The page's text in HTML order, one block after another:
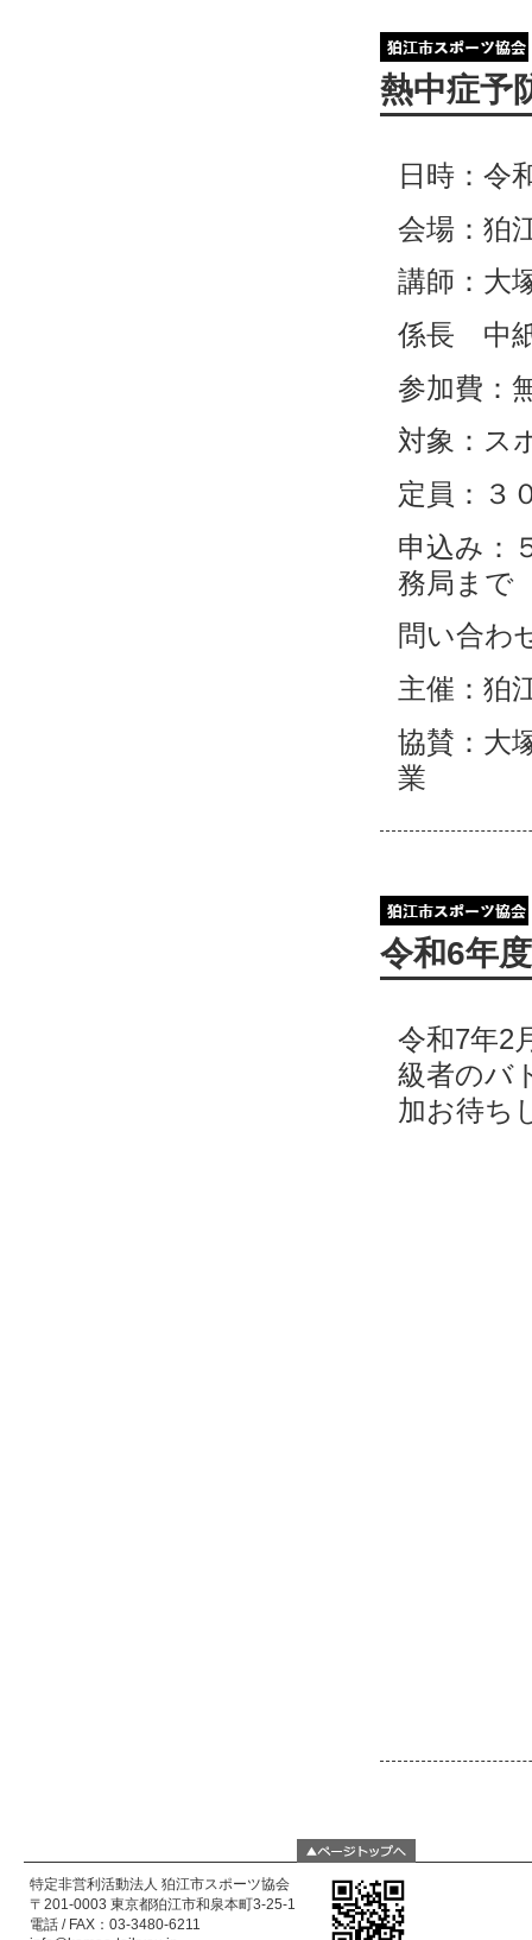
熱中症予
日時：令
会場：狛
講師：大
係長 中
参加費：
対象：ス
定員：３
申込み：
務局まで
問い合わ
主催：狛
協賛：大
業
令和6年
令和7年2
級者のバ
加お待ち
特定非営利活動法人 狛江市スポーツ協会
〒201-0003 東京都狛江市和泉本町3-25-1
電話 / FAX：03-3480-6211